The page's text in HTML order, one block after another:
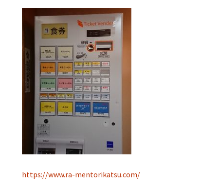
https://www.ra-mentorikatsu.com/